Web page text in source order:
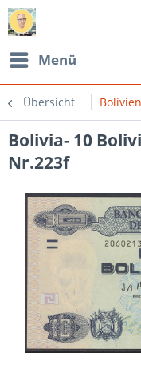
Menü
Übersicht Bolivien
Bolivia- 10
Nr.223f